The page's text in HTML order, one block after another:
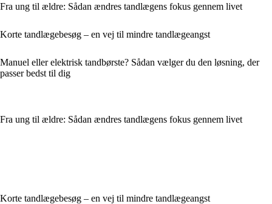
Fra ung til ældre: Sådan ændres tandlægens fokus gennem livet
Korte tandlægebesøg – en vej til mindre tandlægeangst
Manuel eller elektrisk tandbørste? Sådan vælger du den løsning, der
passer bedst til dig
Fra ung til ældre: Sådan ændres tandlægens fokus gennem livet
Korte tandlægebesøg – en vej til mindre tandlægeangst